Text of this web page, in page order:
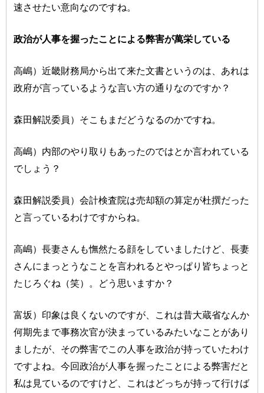
速させたい意向なのですね。
政治が人事を握ったことによる弊害が萬栄している
高嶋）近畿財務局から出て来た文書というのは、あれは
政府が言っているような言い方の通りなのですか？
森田解説委員）そこもまだどうなるのかですね。
高嶋）内部のやり取りもあったのではとか言われている
でしょう？
森田解説委員）会計検査院は売却額の算定が杜撰だった
と言っているわけですからね。
高嶋）長妻さんも憮然たる顔をしていましたけど、長妻
さんにまっとうなことを言われるとやっぱり皆ちょっと
たじろぐね（笑）。どう思いますか？
富坂）印象は良くないのですが、これは昔大蔵省なんか
何期先まで事務次官が決まっているみたいなことがあり
ましたが、その弊害でこの人事を政治が持っていたわけ
ですよね。今回政治が人事を握ったことによる弊害だと
私は見ているのですけど、これはどっちが持って行けば